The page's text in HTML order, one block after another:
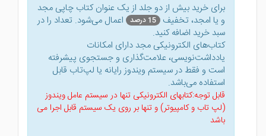
برای خرید بیش از دو جلد از یک عنوان کتاب‌ چاپی مجد
و یا امجد، تخفیف 15 درصد
اعمال می‌شود. تعداد را در
سبد خرید اضافه کنید.
کتاب‌های الکترونیکی مجد دارای امکانات
یادداشت‌نویسی، علامت‌گذاری و جستجوی پیشرفته
است و فقط در سیستم ویندوز رایانه یا لپ‌تاب قابل
استفاده می‌باشد.
قابل توجه:کتابهای الکترونیکی تنها در سیستم عامل ویندوز
(لپ تاب و کامپیوتر) و تنها بر روی یک سیستم قابل اجرا می
باشد